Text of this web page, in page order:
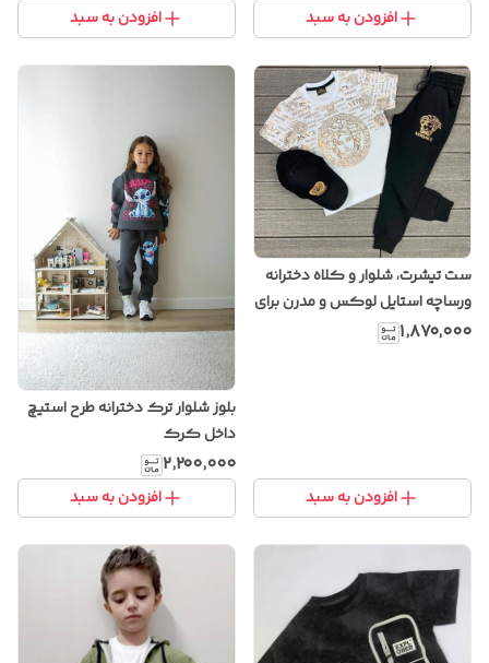
افزودن به سبد افزودن به سبد
ست تیشرت، شلوار و کلاه دخترانه
ورساچه استایل لوکس و مدرن برای
دختران شیک پوش
۱٬۸۷۰٬۰۰۰
افزودن به سبد
بلوز شلوار ترک دخترانه طرح استیچ
داخل کرک
۲٬۲۰۰٬۰۰۰
افزودن به سبد